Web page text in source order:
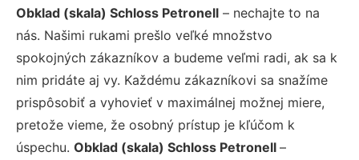
Obklad (skala) Schloss Petronell – nechajte to na
nás. Našimi rukami prešlo veľké množstvo
spokojných zákazníkov a budeme veľmi radi, ak sa k
nim pridáte aj vy. Každému zákazníkovi sa snažíme
prispôsobiť a vyhovieť v maximálnej možnej miere,
pretože vieme, že osobný prístup je kľúčom k
úspechu. Obklad (skala) Schloss Petronell –